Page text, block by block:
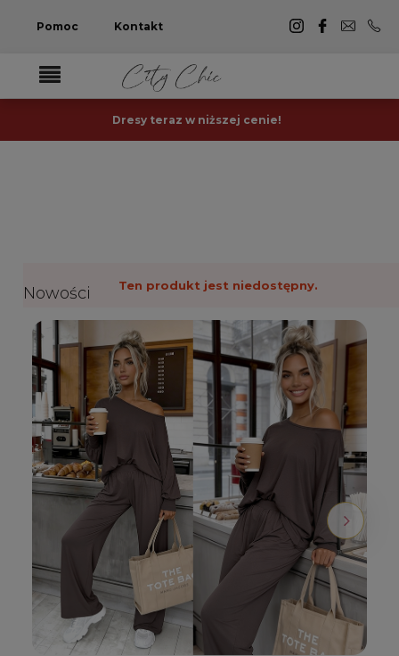
Pomoc Kontakt
Dresy teraz w niższej cenie!
Ten produkt jest niedostępny.
Nowości